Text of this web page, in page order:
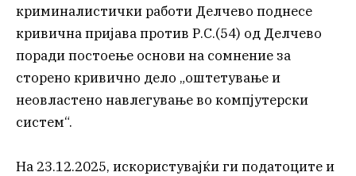
криминалистички работи Делчево поднесе
кривична пријава против Р.С.(54) од Делчево
поради постоење основи на сомнение за
сторено кривично дело „оштетување и
неовластено навлегување во компјутерски
систем“.
На 23.12.2025, искористувајќи ги податоците и